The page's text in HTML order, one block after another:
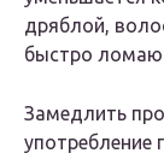
дряблой,
быстро
Замедлить
употребление